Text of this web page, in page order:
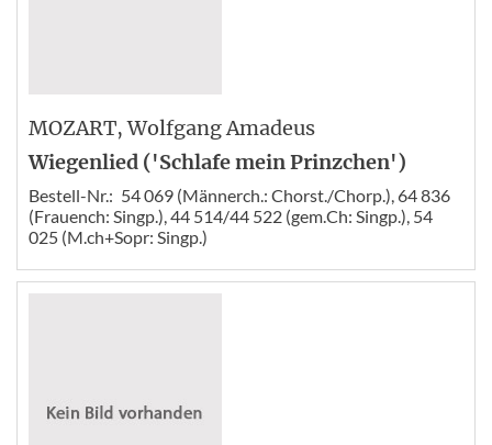
MOZART, Wolfgang Amadeus
Wiegenlied ('Schlafe mein Prinzchen')
Bestell-Nr.: 54 069 (Männerch.: Chorst./Chorp.), 64 836
(Frauench: Singp.), 44 514/44 522 (gem.Ch: Singp.), 54
025 (M.ch+Sopr: Singp.)